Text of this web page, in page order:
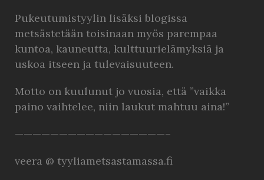
Pukeutumistyylin lisäksi blogissa
metsästetään toisinaan myös parempaa
kuntoa, kauneutta, kulttuurielämyksiä ja
uskoa itseen ja tulevaisuuteen.
Motto on kuulunut jo vuosia, että ”vaikka
paino vaihtelee, niin laukut mahtuu aina!”
—————————————————–
veera @ tyyliametsastamassa.fi